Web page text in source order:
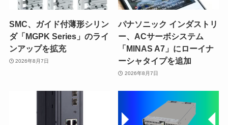
SMC、ガイド付薄形シリン
ダ「MGPK Series」のライ
ンアップを拡充
2026年8月7日
パナソニック インダストリ
ー、ACサーボシステム
「MINAS A7」にローイナ
ーシャタイプを追加
2026年8月7日